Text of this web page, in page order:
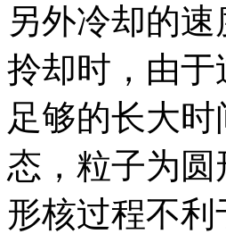
另外冷却的
拎却时，由
足够的长大
态，粒子为圆
形核过程不